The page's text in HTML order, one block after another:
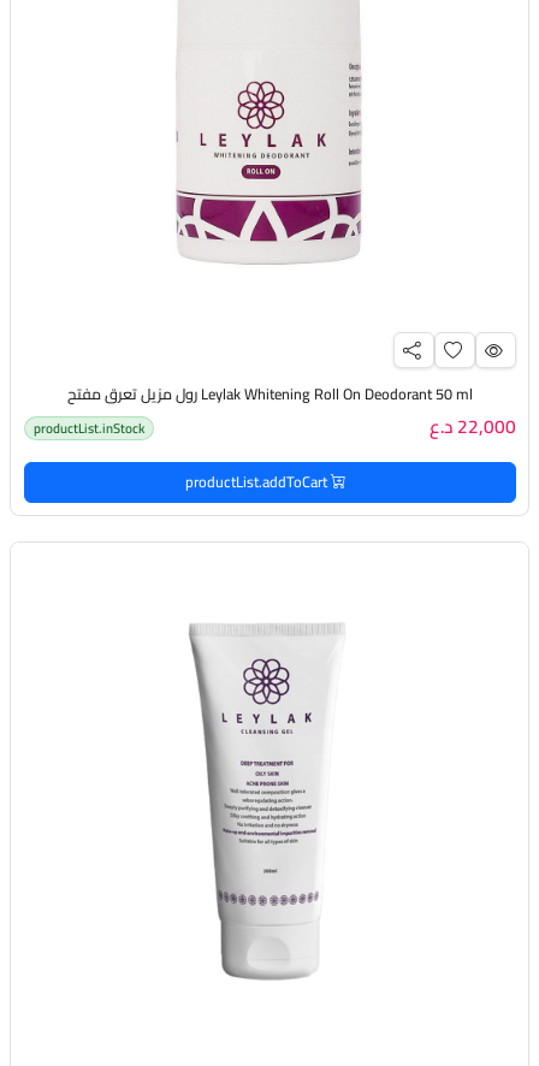
Leylak Whitening Roll On Deodorant 50 ml رول مزيل تعرق مفتح
22,000 د.ع productList.inStock
productList.addToCart